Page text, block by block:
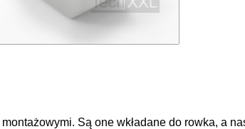
Są one wkładane do rowka, a